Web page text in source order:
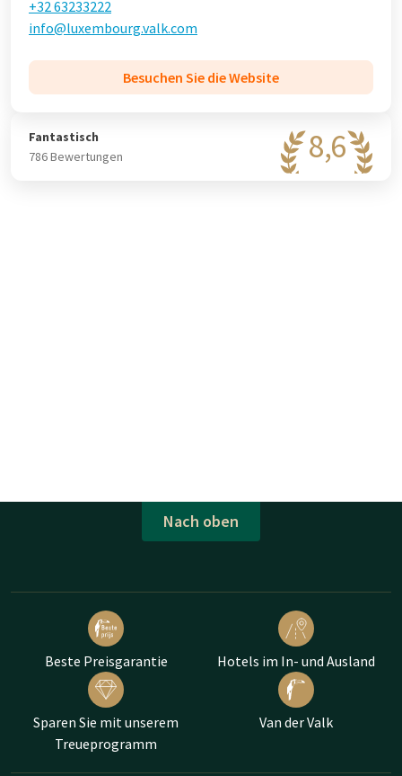
Restaurant Le Nid (das Nest), in dem Sie zum Beispiel mittags
einen Salat oder Burger genießen können, aber abends auch
Überraschungen.
+32 63233222
info@luxembourg.valk.com
Besuchen Sie die Website
8,6
Fantastisch
786 Bewertungen
Nach oben
Beste Preisgarantie Hotels im In- und Ausland
Sparen Sie mit unserem
Treueprogramm
Van der Valk